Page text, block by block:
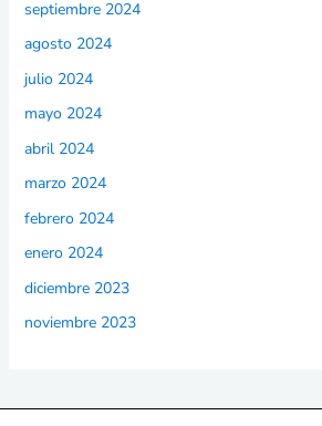
septiembre 2024
agosto 2024
julio 2024
mayo 2024
abril 2024
marzo 2024
febrero 2024
enero 2024
diciembre 2023
noviembre 2023